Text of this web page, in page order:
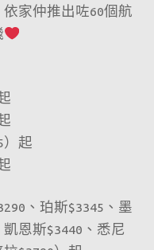
家仲推出咗60個航
）起
、珀斯$3345、墨
恩斯$3440、悉尼